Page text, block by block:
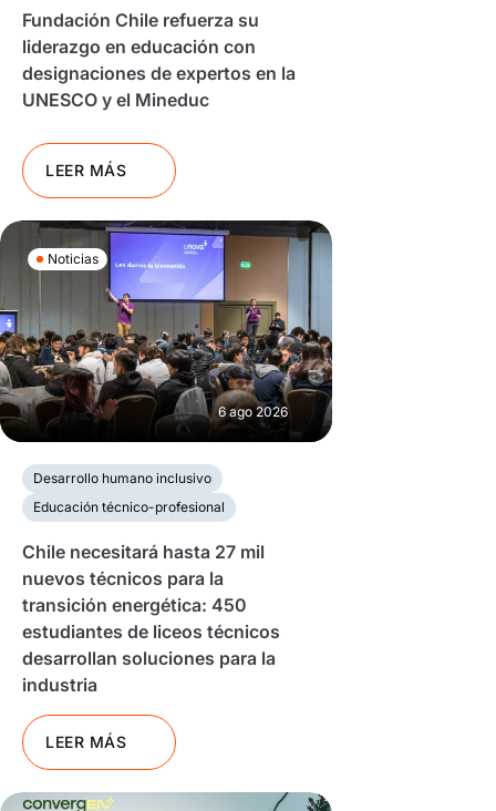
Fundación Chile refuerza su
liderazgo en educación con
designaciones de expertos en la
UNESCO y el Mineduc
LEER MÁS
Noticias
6 ago 2026
Desarrollo humano inclusivo
Educación técnico-profesional
Chile necesitará hasta 27 mil
nuevos técnicos para la
transición energética: 450
estudiantes de liceos técnicos
desarrollan soluciones para la
industria
LEER MÁS